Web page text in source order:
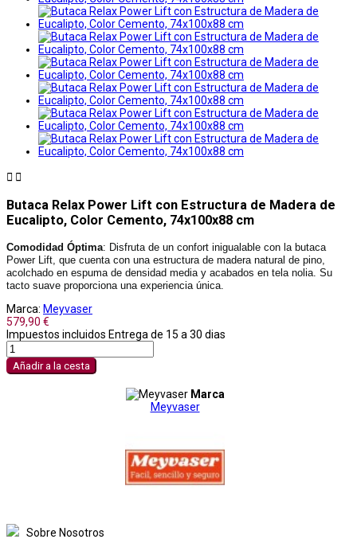
 
Butaca Relax Power Lift con Estructura de Madera de
Eucalipto, Color Cemento, 74x100x88 cm
Comodidad Óptima: Disfruta de un confort inigualable con la butaca
Power Lift, que cuenta con una estructura de madera natural de pino,
acolchado en espuma de densidad media y acabados en tela nolia. Su
tacto suave proporciona una experiencia única.
Marca: Meyvaser
579,90 €
Impuestos incluidos Entrega de 15 a 30 dias
Añadir a la cesta
Marca
Meyvaser
Sobre Nosotros